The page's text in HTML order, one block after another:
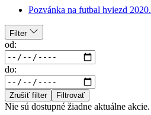
Pozvánka na futbal hviezd 2020.
Filter
od:
do:
Zrušiť filter Filtrovať
Nie sú dostupné žiadne aktuálne akcie.